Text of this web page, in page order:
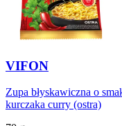
VIFON
Zupa błyskawiczna o
kurczaka curry (ostra)